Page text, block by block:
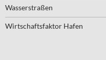
Wasserstraßen
Wirtschaftsfaktor Hafen